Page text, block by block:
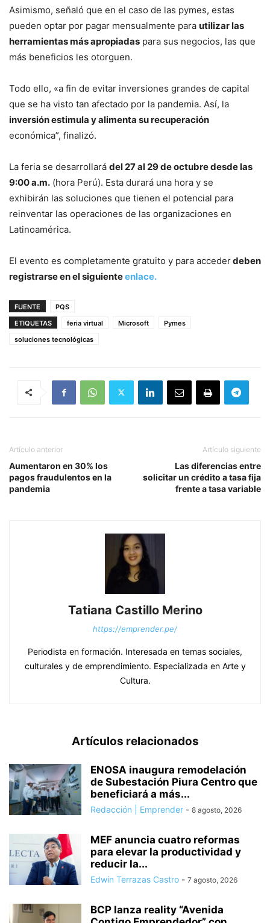
Asimismo, señaló que en el caso de las pymes, estas
pueden optar por pagar mensualmente para utilizar las
herramientas más apropiadas para sus negocios, las que
más beneficios les otorguen.
Todo ello, «a fin de evitar inversiones grandes de capital
que se ha visto tan afectado por la pandemia. Así, la
inversión estimula y alimenta su recuperación
económica”, finalizó.
La feria se desarrollará del 27 al 29 de octubre desde las
9:00 a.m. (hora Perú). Esta durará una hora y se
exhibirán las soluciones que tienen el potencial para
reinventar las operaciones de las organizaciones en
Latinoamérica.
El evento es completamente gratuito y para accederdeben
registrarse en el siguienteenlace.
FUENTE
PQS
ETIQUETAS
feria virtual Microsoft
Pymes
soluciones tecnológicas
Artículo anterior
Aumentaron en 30% los
pagos fraudulentos en la
pandemia
Artículo siguiente
Las diferencias entre
solicitar un crédito a tasa fija
frente a tasa variable
Tatiana Castillo Merino
https://emprender.pe/
Periodista en formación. Interesada en temas sociales,
culturales y de emprendimiento. Especializada en Arte y
Cultura.
Artículos relacionados
ENOSA inaugura remodelación
de Subestación Piura Centro que
beneficiará a más...
Redacción | Emprender - 8 agosto, 2026
MEF anuncia cuatro reformas
para elevar la productividad y
reducir la...
Edwin Terrazas Castro - 7 agosto, 2026
BCP lanza reality “Avenida